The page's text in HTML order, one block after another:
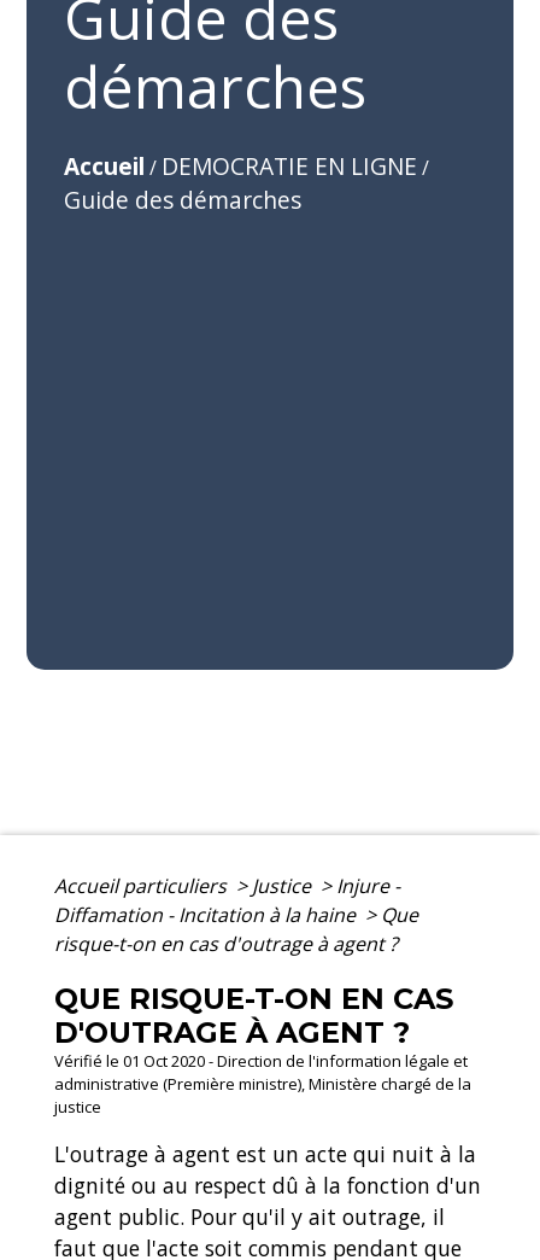
Guide des
démarches
Accueil / DEMOCRATIE EN LIGNE /
Guide des démarches
Accueil particuliers > Justice > Injure -
Diffamation - Incitation à la haine > Que
risque-t-on en cas d'outrage à agent ?
QUE RISQUE-T-ON EN CAS
D'OUTRAGE À AGENT ?
Vérifié le 01 Oct 2020 - Direction de l'information légale et
administrative (Première ministre), Ministère chargé de la
justice
L'outrage à agent est un acte qui nuit à la
dignité ou au respect dû à la fonction d'un
agent public. Pour qu'il y ait outrage, il
faut que l'acte soit commis pendant que